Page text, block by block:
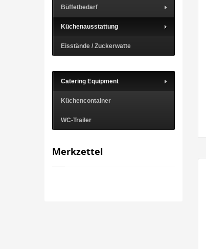
Büffetbedarf
Küchenausstattung
Eisstände / Zuckerwatte
Catering Equipment
Küchencontainer
WC-Trailer
Merkzettel